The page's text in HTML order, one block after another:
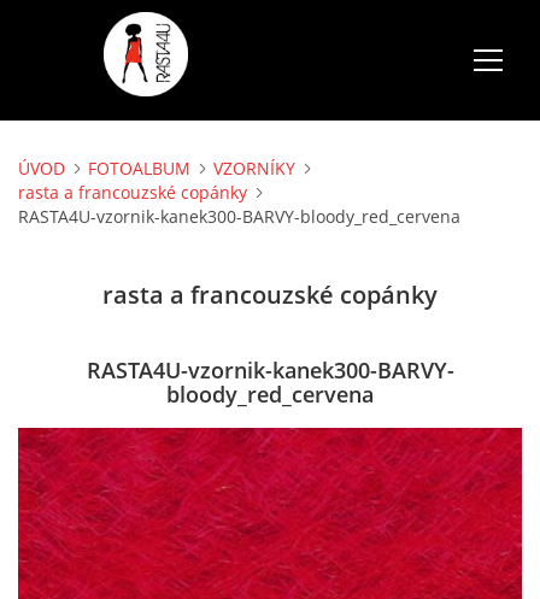
ÚVOD
AKCE
VOLNÉ TERMÍNY
ÚVOD FOTOALBUM
VZORNÍKY
rasta a francouzské copánky
RASTA4U-vzornik-kanek300-BARVY-bloody_red_cervena
rasta a francouzské copánky
RASTA4U-vzornik-kanek300-BARVY-
bloody_red_cervena